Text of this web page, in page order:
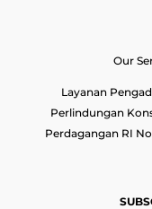
Our
Layanan
Perlindungan
Perdagangan RI